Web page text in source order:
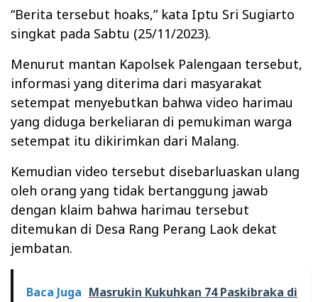
“Berita tersebut hoaks,” kata Iptu Sri Sugiarto
singkat pada Sabtu (25/11/2023).
Menurut mantan Kapolsek Palengaan tersebut,
informasi yang diterima dari masyarakat
setempat menyebutkan bahwa video harimau
yang diduga berkeliaran di pemukiman warga
setempat itu dikirimkan dari Malang.
Kemudian video tersebut disebarluaskan ulang
oleh orang yang tidak bertanggung jawab
dengan klaim bahwa harimau tersebut
ditemukan di Desa Rang Perang Laok dekat
jembatan.
Baca Juga Masrukin Kukuhkan 74 Paskibraka di